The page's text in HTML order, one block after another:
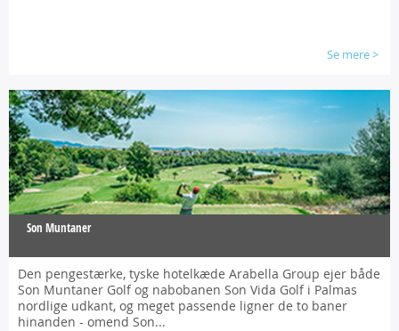
Se mere>
Son Muntaner
Den pengestærke, tyske hotelkæde Arabella Group ejer både
Son Muntaner Golf og nabobanen Son Vida Golf i Palmas
nordlige udkant, og meget passende ligner de to baner
hinanden - omend Son...